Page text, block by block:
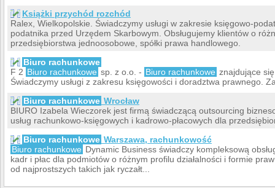
Książki przychód rozchód
Ralex, Wielkopolskie. Świadczymy usługi w zakresie księgowo-
podatnika przed Urzędem Skarbowym. Obsługujemy klientów o
przedsiębiorstwa jednoosobowe, spółki prawa handlowego.
Biuro rachunkowe
F 2 Biuro rachunkowe sp. z o.o. - Biuro rachunkowe znajdujące
Świadczymy usługi z zakresu księgowości i doradztwa prawnego.
Biuro rachunkowe Wrocław
BIURO Izabela Wieczorek jest firmą świadczącą outsourcing
usług rachunkowo-księgowych i kadrowo-płacowych dla
Biuro rachunkowe Warszawa, rachunkowość
Biuro rachunkowe Dynamic Business świadczy kompleksową
kadr i płac dla podmiotów o różnym profilu działalności i formie
od najprostszych takich jak ryczałt...